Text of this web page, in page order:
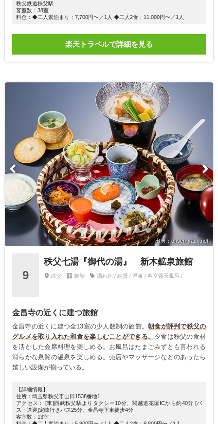
秩父鉄道秩父駅
客室数：38室
料金：◆二人素泊まり：7,700円〜／1人 ◆二人2食：11,000円〜／1人
楽天トラベルで詳細を見る
出典：onsen-yado.net
9
秩父七湯『御代の湯』 新木鉱泉旅館
秩父 旅館 隠れ宿 / 絶景 / 温泉 / 客室露天風呂 /
金昌寺の近くに建つ旅館
金昌寺の近くに建つ全13室の少人数制の旅館。朝食が評判で秩父の
グルメを取り入れた和食を楽しむことができる。 夕食は秩父の食材
を活かした会席料理を楽しめる。お風呂はたまごみずとも言われる
滑らかな泉質の温泉を楽しめる。売店やマッサージなどのあったら
嬉しい設備が揃っている。
【詳細情報】
住所：埼玉県秩父市山田1538番地1
アクセス： [車]西武秩父駅よりタクシー10分、関越道花園ICから約40分 [バ
ス・送迎]定峰行きバス25分、金昌寺下車徒歩4分
客室数：13室